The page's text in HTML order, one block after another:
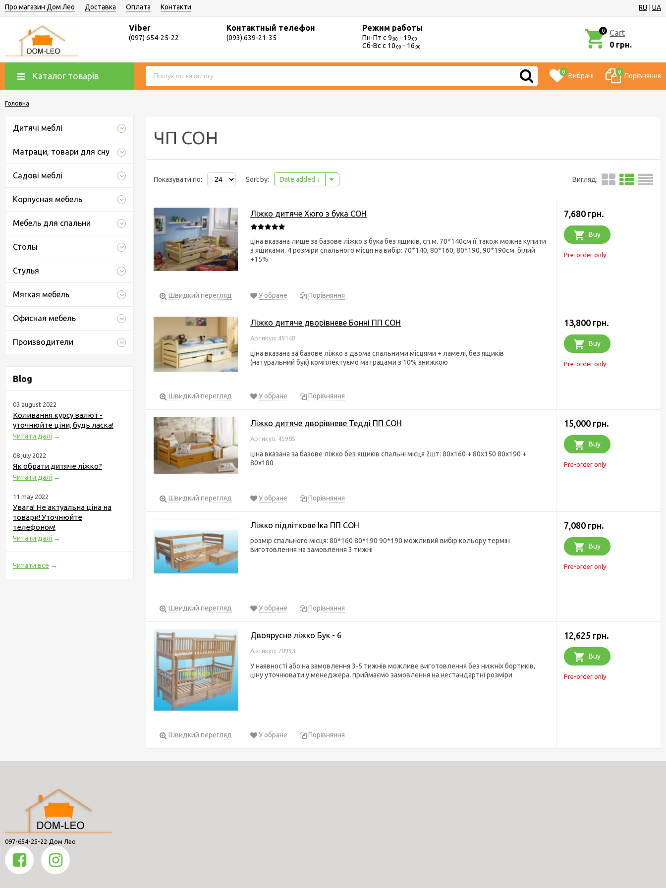
RU UA
Про магазин Дом Лео Доставка Оплата Контакти
Viber
(097) 654-25-22
Контактный телефон
(093) 639-21-35
Режим работы
Пн-Пт с 9:00 - 19:00
Сб-Вс с 10:00 - 16:00
0
Cart
0 грн.
Каталог товарів 0 Вибрані 0 Порівняння
Головна
Дитячі меблі
Матраци, товари для сну
Садові меблі
Корпусная мебель
Мебель для спальни
Столы
Стулья
Мягкая мебель
Офисная мебель
Производители
Blog
03 august 2022
Коливання курсу валют -
уточнюйте ціни, будь ласка!
Читати далі →
08 july 2022
Як обрати дитяче ліжко?
Читати далі →
11 may 2022
Увага! Не актуальна ціна на
товари! Уточнюйте
телефоном!
Читати далі →
Читати все →
ЧП СОН
Показувати по: Sort by: Date added Вигляд:
Ліжко дитяче Хюго з бука СОН
ціна вказана лише за базове ліжко з бука без ящиків, сп.м. 70*140см її також можна купити
з ящиками. 4 розміри спального місця на вибір: 70*140, 80*160, 80*190, 90*190см. білий
+15%
7,680 грн.
Buy
Pre-order only
Швидкий перегляд У обране Порівняння
Ліжко дитяче дворівневе Бонні ПП СОН
Артикул: 49148
ціна вказана за базове ліжко з двома спальними місцями + ламелі, без ящиків
(натуральний бук) комплектуємо матрацами з 10% знижкою
13,800 грн.
Buy
Pre-order only
Швидкий перегляд У обране Порівняння
Ліжко дитяче дворівневе Тедді ПП СОН
Артикул: 45985
ціна вказана за базове ліжко без ящиків спальні місця 2шт: 80х160 + 80х150 80х190 +
80х180
15,000 грн.
Buy
Pre-order only
Швидкий перегляд У обране Порівняння
Ліжко підліткове Іка ПП СОН
розмір спального місця: 80*160 80*190 90*190 можливий вибір кольору термін
виготовлення на замовлення 3 тижні
7,080 грн.
Buy
Pre-order only
Швидкий перегляд У обране Порівняння
Двоярусне ліжко Бук - 6
Артикул: 70993
У наявності або на замовлення 3-5 тижнів можливе виготовлення без нижніх бортиків,
ціну уточнювати у менеджера. приймаємо замовлення на нестандартні розміри
12,625 грн.
Buy
Pre-order only
Швидкий перегляд У обране Порівняння
097-654-25-22 Дом Лео